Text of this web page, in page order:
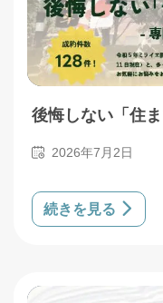
後悔しない「住
2026年7月2日
続きを見る